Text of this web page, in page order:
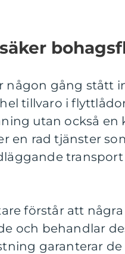
någon gång stått
tillvaro i
utan också en
en rad tjänster
förstår att
och behandlar
garanterar